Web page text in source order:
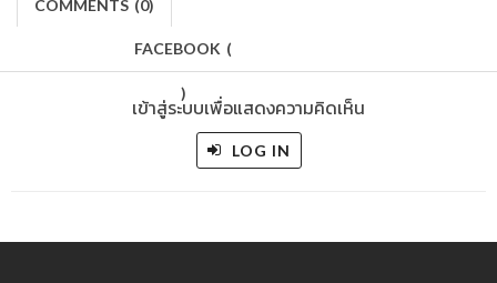
COMMENTS (0)
FACEBOOK (
)
เข้าสู่ระบบเพื่อแสดงความคิดเห็น
LOG IN